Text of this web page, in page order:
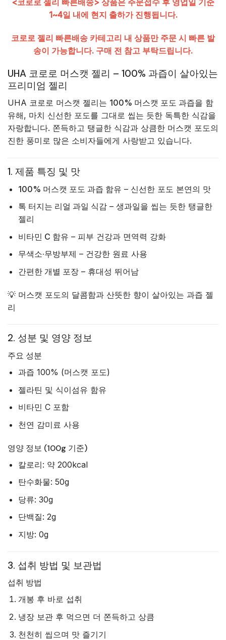
1~4일 내에 현지 출하가 진행됩니다.
코로로 젤리 빠른배송 카테고리 내 상품만 주문 시 빠른 발
송이 가능합니다. 구매 전 참고 부탁드립니다.
UHA 코로로 머스캣 젤리 – 100% 과즙이 살아있는
프리미엄 젤리
UHA 코로로 머스캣 젤리는 100% 머스캣 포도 과즙을 함
유해, 마치 신선한 포도를 그대로 씹는 듯한 독특한 식감을
자랑합니다. 쫀득하고 탱글한 식감과 상큼한 머스캣 포도의
진한 풍미로 많은 소비자들에게 사랑받고 있습니다.
1. 제품 특징 및 맛
100% 머스캣 포도 과즙 함유 – 신선한 포도 본연의 맛
톡 터지는 리얼 과일 식감– 생과일을 씹는 듯한 탱글한
젤리
비타민 C 함유 – 피부 건강과 면역력 강화
무색소·무방부제 – 건강한 원료 사용
간편한 개별 포장– 휴대성 뛰어남
💡 머스캣 포도의 달콤함과 산뜻한 향이 살아있는 과즙 젤
리
2. 성분 및 영양 정보
주요 성분
과즙 100% (머스캣 포도)
젤라틴 및 식이섬유 함유
비타민 C 포함
천연 감미료 사용
영양 정보 (100g 기준)
칼로리: 약 200kcal
탄수화물: 50g
당류: 30g
단백질: 2g
지방: 0g
3. 섭취 방법 및 보관법
섭취 방법
개봉 후 바로 섭취
냉장 보관 후 먹으면 더 쫀득하고 상큼
천천히 씹으며 맛 즐기기